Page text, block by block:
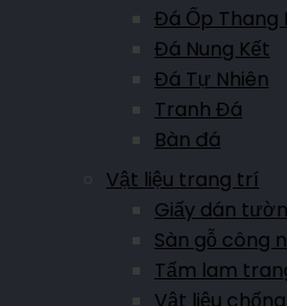
Showroom Hòa Bình
Trần Hưng Đạo, P Phương Lâm,
0911.007.365
Showroom Hà Nam
Đường Lê Hoàn, Phường Hai Bà
0961.007.365
Đá Ốp Thang
Đá Nung Kết
Đá Tự Nhiên
Tranh Đá
Bàn đá
Vật liệu trang trí
Giấy dán
Sàn gỗ công
Tấm lam